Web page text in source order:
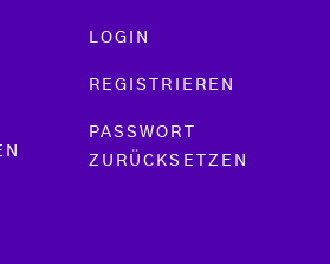
LOGIN
REGISTRIEREN
PASSWORT
ZURÜCKSETZEN